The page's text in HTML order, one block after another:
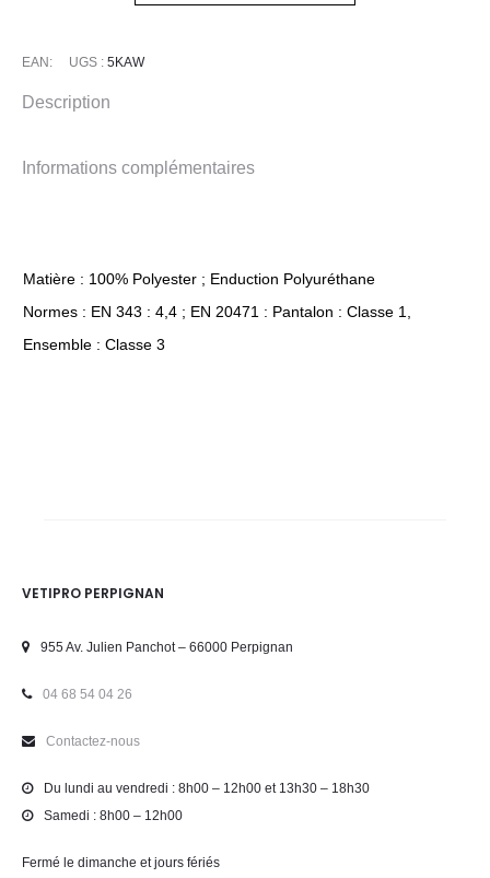
EAN: UGS : 5KAW
Description
Informations complémentaires
Matière : 100% Polyester ; Enduction Polyuréthane
Normes : EN 343 : 4,4 ; EN 20471 : Pantalon : Classe 1,
Ensemble : Classe 3
VETIPRO PERPIGNAN
955 Av. Julien Panchot – 66000 Perpignan
04 68 54 04 26
Contactez-nous
Du lundi au vendredi : 8h00 – 12h00 et 13h30 – 18h30
Samedi : 8h00 – 12h00
Fermé le dimanche et jours fériés